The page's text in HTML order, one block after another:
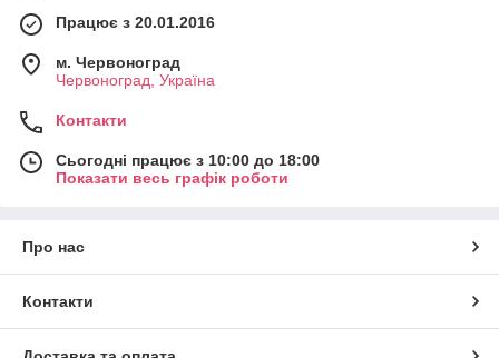
Працює з 20.01.2016
м. Червоноград
Червоноград, Україна
Контакти
Сьогодні працює з 10:00 до 18:00
Показати весь графік роботи
Про нас
Контакти